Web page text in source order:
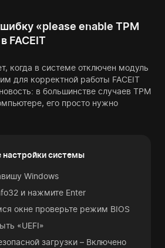
«please enable TPM
FACEIT
когда в системе отключен модуль
для корректной работы FACEIT
в большинстве случаев TPM
его просто нужно
настройки системы
Windows
и нажмите Enter
окне проверьте режим BIOS
«UEFI»
загрузки – Включено